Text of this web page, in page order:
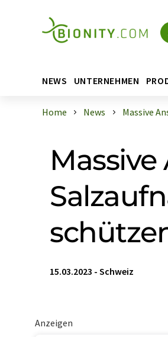
NEWS UNTERNEHMEN
Home News Massive
15.03.2023 - Schweiz
Anzeigen